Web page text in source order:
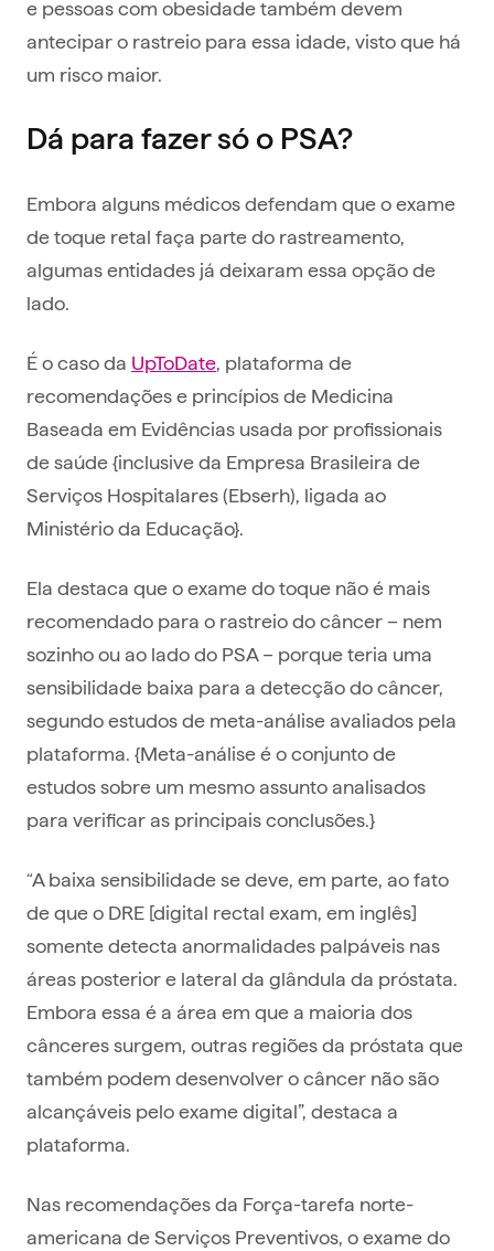
e pessoas com obesidade também devem
antecipar o rastreio para essa idade, visto que há
um risco maior.
Dá para fazer só o PSA?
Embora alguns médicos defendam que o exame
de toque retal faça parte do rastreamento,
algumas entidades já deixaram essa opção de
lado.
É o caso da UpToDate, plataforma de
recomendações e princípios de Medicina
Baseada em Evidências usada por profissionais
de saúde {inclusive da Empresa Brasileira de
Serviços Hospitalares (Ebserh), ligada ao
Ministério da Educação}.
Ela destaca que o exame do toque não é mais
recomendado para o rastreio do câncer – nem
sozinho ou ao lado do PSA – porque teria uma
sensibilidade baixa para a detecção do câncer,
segundo estudos de meta-análise avaliados pela
plataforma. {Meta-análise é o conjunto de
estudos sobre um mesmo assunto analisados
para verificar as principais conclusões.}
“A baixa sensibilidade se deve, em parte, ao fato
de que o DRE [digital rectal exam, em inglês]
somente detecta anormalidades palpáveis nas
áreas posterior e lateral da glândula da próstata.
Embora essa é a área em que a maioria dos
cânceres surgem, outras regiões da próstata que
também podem desenvolver o câncer não são
alcançáveis pelo exame digital”, destaca a
plataforma.
Nas recomendações da Força-tarefa norte-
americana de Serviços Preventivos, o exame do